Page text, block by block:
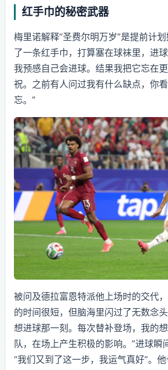
红手巾的秘密武器
梅里诺解释“圣费尔明万岁”是提前计
了一条红手巾，打算塞在球袜里，进
我预感自己会进球。结果我把它忘在
祝。之前有人问过我有什么缺点，你
忘。”
被问及德拉富恩特派他上场时的交代
的时间很短，但脑海里闪过了无数念
想进球那一刻。每次替补登场，我的
队，在场上产生积极的影响。”进球瞬
“我们又到了这一步，我运气真好”。他